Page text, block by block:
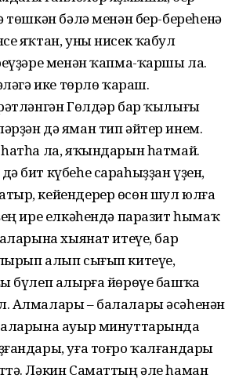
төшкән бәлә менән бер-береһенә
яҡтан, уны нисек ҡабул
менән ҡапма-ҡаршы ла.
ике төрлө ҡараш.
Гөлдәр бар ҡылығы
дә яман тип әйтер инем.
ла, яҡындарын һатмай.
бит күбеһе сараһыҙҙан үҙен,
кейендерер өсөн шул юлға
ире елкәһендә паразит һымаҡ
хыянат итеүе, бар
алып сығып китеүе,
бүлеп алырға йөрөүе башҡа
Алмалары – балалары әсәһенән
ауыр минуттарында
уға тоғро ҡалғандары
Ләкин Саматтың әле һаман